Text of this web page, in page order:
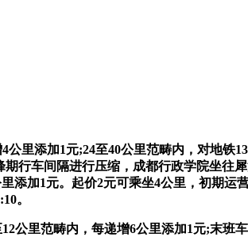
添加1元;24至40公里范畴内，对地铁
行车间隔进行压缩，成都行政学院坐往
添加1元。起价2元可乘坐4公里，初期运
。
里范畴内，每递增6公里添加1元;末班